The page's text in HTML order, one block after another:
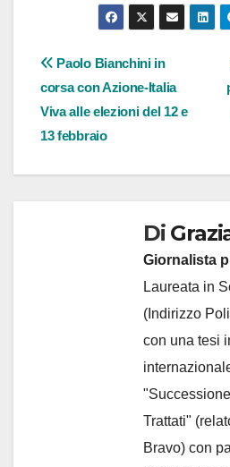
Navigazione
articoli
Paolo Bianchini in
corsa con Azione-Italia
Viva alle elezioni del 12 e
13 febbraio
Di
Giornalista
Laureata in
(Indirizzo
con una tesi
Trattati"
Bravo) con